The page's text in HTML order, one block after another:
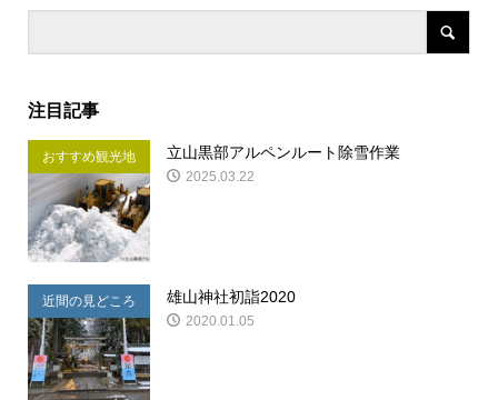
注目記事
おすすめ観光地 立山黒部アルペンルート除雪作業
2025.03.22
近間の見どころ 雄山神社初詣2020
2020.01.05